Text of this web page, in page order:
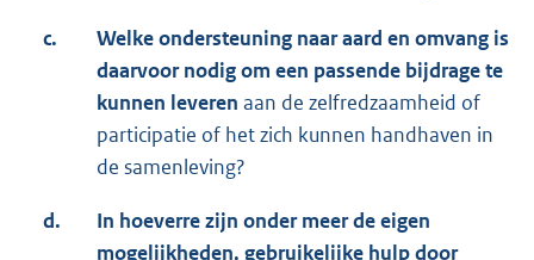
c.
Welke ondersteuning naar aard en omvang is
daarvoor nodig om een passende bijdrage te
kunnen leveren aan de zelfredzaamheid of
participatie of het zich kunnen handhaven in
de samenleving?
d.
In hoeverre zijn onder meer de eigen
mogelijkheden, gebruikelijke hulp door